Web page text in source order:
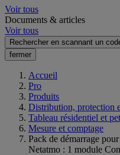
Voir tous
Documents & articles
Voir tous
Rechercher en scannant un
fermer
Accueil
Pro
Produits
Distribution, protection
Tableau résidentiel et
Mesure et comptage
Pack de démarrage
Netatmo : 1 module